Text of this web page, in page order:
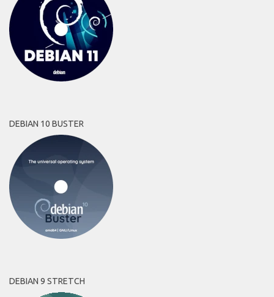
DEBIAN 10 BUSTER
DEBIAN 9 STRETCH